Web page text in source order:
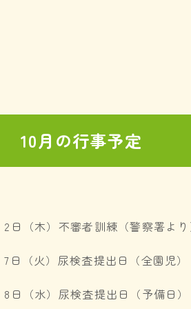
10月の行事予定
2日（木）不審者訓練（警察署よ
7日（火）尿検査提出日（全園児）
8日（水）尿検査提出日（予備日）